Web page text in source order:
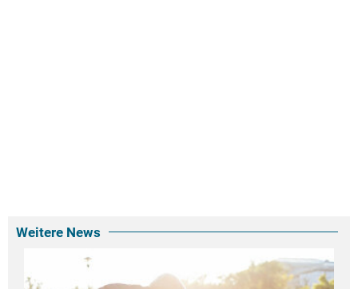
Weitere News